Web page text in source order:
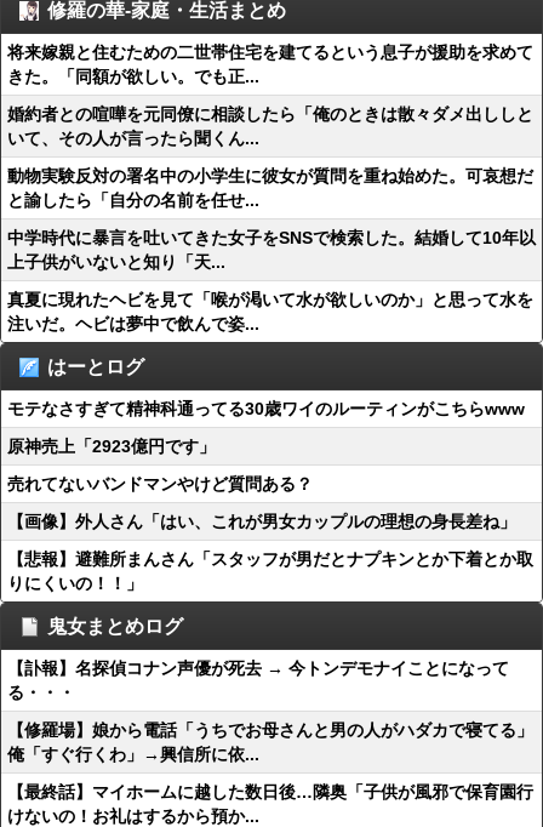
修羅の華-家庭・生活まとめ
将来嫁親と住むための二世帯住宅を建てるという息子が援助を求めて
きた。「同額が欲しい。でも正...
婚約者との喧嘩を元同僚に相談したら「俺のときは散々ダメ出ししと
いて、その人が言ったら聞くん...
動物実験反対の署名中の小学生に彼女が質問を重ね始めた。可哀想だ
と諭したら「自分の名前を任せ...
中学時代に暴言を吐いてきた女子をSNSで検索した。結婚して10年以
上子供がいないと知り「天...
真夏に現れたヘビを見て「喉が渇いて水が欲しいのか」と思って水を
注いだ。ヘビは夢中で飲んで姿...
はーとログ
モテなさすぎて精神科通ってる30歳ワイのルーティンがこちらwww
原神売上「2923億円です」
売れてないバンドマンやけど質問ある？
【画像】外人さん「はい、これが男女カップルの理想の身長差ね」
【悲報】避難所まんさん「スタッフが男だとナプキンとか下着とか取
りにくいの！！」
鬼女まとめログ
【訃報】名探偵コナン声優が死去 → 今トンデモナイことになって
る・・・
【修羅場】娘から電話「うちでお母さんと男の人がハダカで寝てる」
俺「すぐ行くわ」→興信所に依...
【最終話】マイホームに越した数日後…隣奥「子供が風邪で保育園行
けないの！お礼はするから預か...